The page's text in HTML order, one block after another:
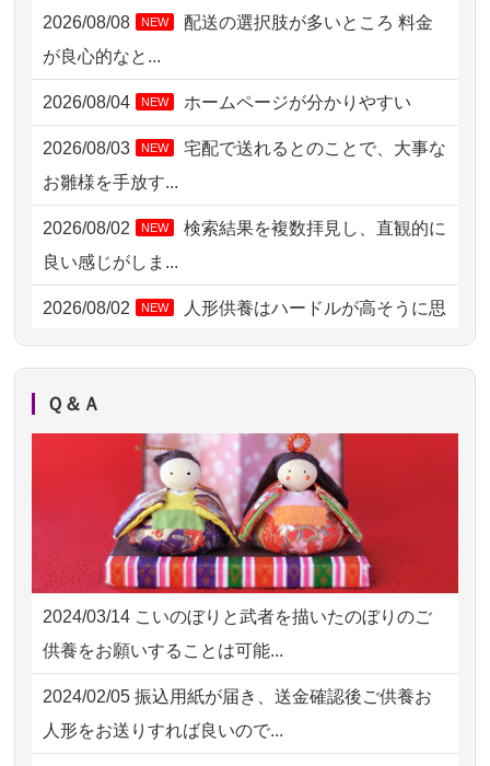
2026/08/05 11:33 神奈川の方からお申込み
2026/08/04 00:38 中野区の方からお申込み
2026/08/03 21:17
2026/08/02 18:47 虎ノ門の方からお申込み
2026/08/02 11:15 千葉県の方からお申込み
2026/08/02 10:39
2026/08/02 09:15 神奈川の方からお申込み
2026/08/02 06:46 相模原の方からお申込み
2026/08/01 19:28 東京都の方からお申込み
2026/08/01 17:10 東京都の方からお申込み
2026/08/01 11:07 さいたの方からお申込み
2026/07/31 17:28 栃木県の方からお申込み
2026/08/08 NEW
配送の選択肢が多いところ 料金
が良心的なと...
2026/08/04 NEW ホームページが分かりやすい
2026/08/03 NEW
宅配で送れるとのことで、大事な
お雛様を手放す...
2026/08/02 NEW
検索結果を複数拝見し、直観的に
良い感じがしま...
2026/08/02 NEW
人形供養はハードルが高そうに思
えるのですが、...
NEW
お人形の仕分けなども丁寧に行う
様子から、大切...
2026/07/25供養の内容（料金や送り方等）がとて
も丁寧に説...
2026/07/18 つい先日も利用させていただきまし
た。 手続...
2026/07/18 大切にしていたお人形をきちんと供養
してくださ...
Ｑ＆Ａ
2024/03/14 こいのぼりと武者を描いたのぼりのご
供養をお願いすることは可能...
2024/02/05 振込用紙が届き、送金確認後ご供養お
人形をお送りすれば良いので...